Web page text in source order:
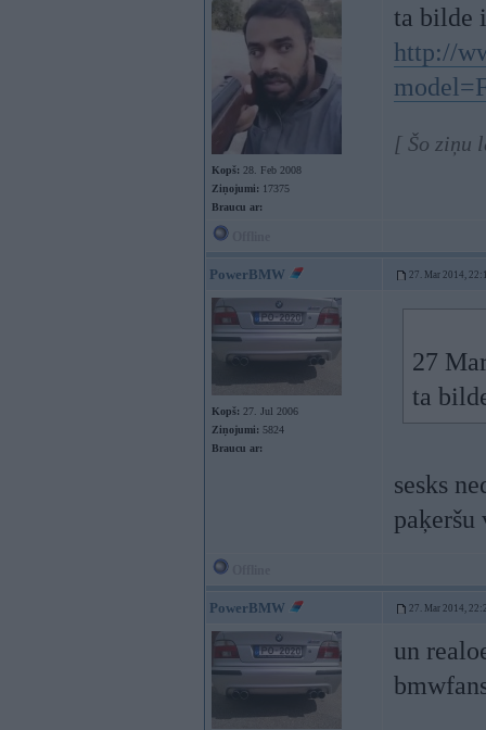
Kopš: 28. Feb 2008
Ziņojumi: 17375
Braucu ar:
ta bilde
http://
[ Šo ziņu
PowerBMW 27. Mar 2014,
Kopš: 27. Jul 2006
Ziņojumi: 5824
Braucu ar:
27
ta
sesks
PowerBMW 27. Mar 2014,
un